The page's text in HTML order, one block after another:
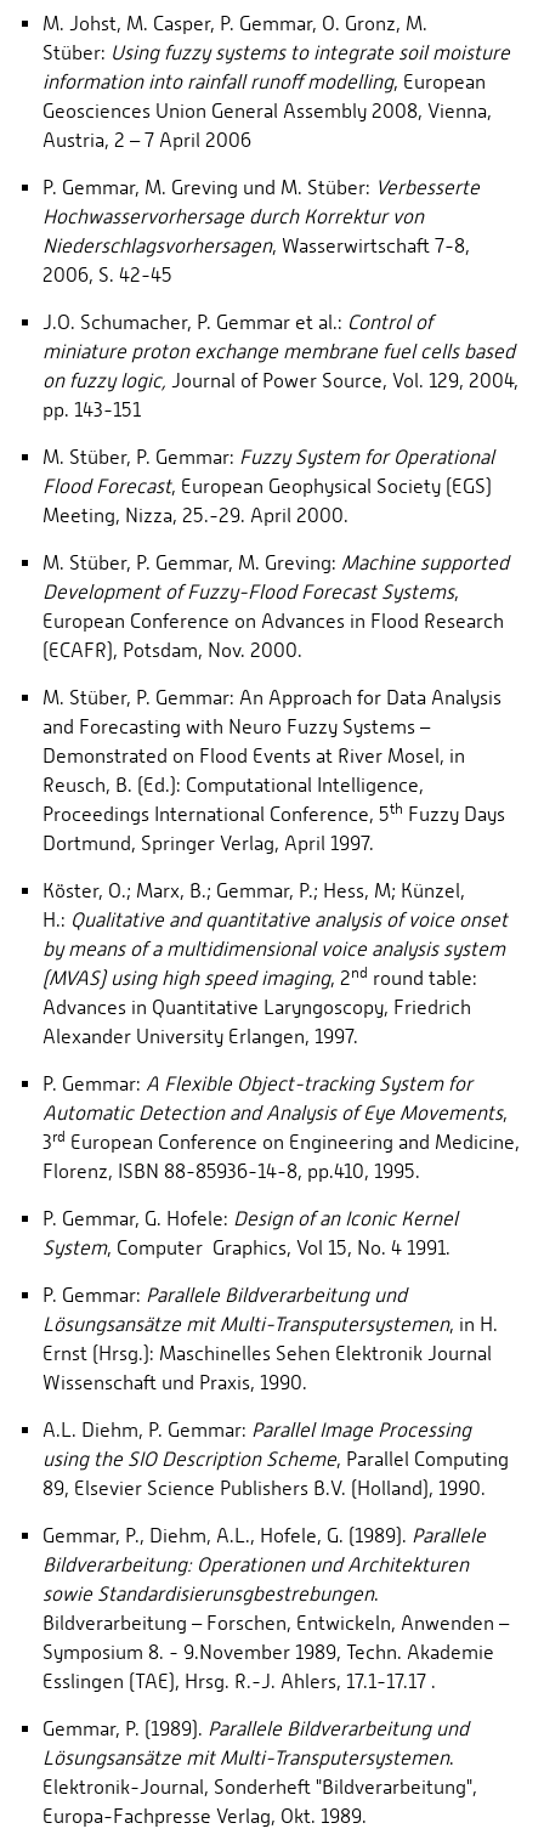
M. Johst, M. Casper, P. Gemmar, O. Gronz, M.
Stüber: Using fuzzy systems to integrate soil moisture
information into rainfall runoff modelling, European
Geosciences Union General Assembly 2008, Vienna,
Austria, 2 – 7 April 2006
P. Gemmar, M. Greving und M. Stüber: Verbesserte
Hochwasservorhersage durch Korrektur von
Niederschlagsvorhersagen, Wasserwirtschaft 7-8,
2006, S. 42-45
J.O. Schumacher, P. Gemmar et al.: Control of
miniature proton exchange membrane fuel cells based
on fuzzy logic, Journal of Power Source, Vol. 129, 2004,
pp. 143-151
M. Stüber, P. Gemmar: Fuzzy System for Operational
Flood Forecast, European Geophysical Society (EGS)
Meeting, Nizza, 25.-29. April 2000.
M. Stüber, P. Gemmar, M. Greving: Machine supported
Development of Fuzzy-Flood Forecast Systems,
European Conference on Advances in Flood Research
(ECAFR), Potsdam, Nov. 2000.
M. Stüber, P. Gemmar: An Approach for Data Analysis
and Forecasting with Neuro Fuzzy Systems –
Demonstrated on Flood Events at River Mosel, in
Reusch, B. (Ed.): Computational Intelligence,
Proceedings International Conference, 5th Fuzzy Days
Dortmund, Springer Verlag, April 1997.
Köster, O.; Marx, B.; Gemmar, P.; Hess, M; Künzel,
H.: Qualitative and quantitative analysis of voice onset
by means of a multidimensional voice analysis system
(MVAS) using high speed imaging, 2nd round table:
Advances in Quantitative Laryngoscopy, Friedrich
Alexander University Erlangen, 1997.
P. Gemmar: A Flexible Object-tracking System for
Automatic Detection and Analysis of Eye Movements,
3rd European Conference on Engineering and Medicine,
Florenz, ISBN 88-85936-14-8, pp.410, 1995.
P. Gemmar, G. Hofele: Design of an Iconic Kernel
System, Computer Graphics, Vol 15, No. 4 1991.
P. Gemmar: Parallele Bildverarbeitung und
Lösungsansätze mit Multi-Transputersystemen, in H.
Ernst (Hrsg.): Maschinelles Sehen Elektronik Journal
Wissenschaft und Praxis, 1990.
A.L. Diehm, P. Gemmar: Parallel Image Processing
using the SIO Description Scheme, Parallel Computing
89, Elsevier Science Publishers B.V. (Holland), 1990.
Gemmar, P., Diehm, A.L., Hofele, G. (1989). Parallele
Bildverarbeitung: Operationen und Architekturen
sowie Standardisierunsgbestrebungen.
Bildverarbeitung – Forschen, Entwickeln, Anwenden –
Symposium 8. - 9.November 1989, Techn. Akademie
Esslingen (TAE), Hrsg. R.-J. Ahlers, 17.1-17.17 .
Gemmar, P. (1989). Parallele Bildverarbeitung und
Lösungsansätze mit Multi-Transputersystemen.
Elektronik-Journal, Sonderheft "Bildverarbeitung",
Europa-Fachpresse Verlag, Okt. 1989.